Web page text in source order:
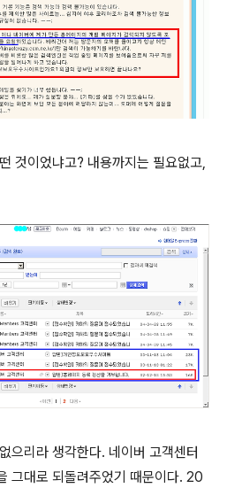
것이었냐고? 내용까지는 필요없고,
으리라 생각한다. 네이버 고객센터
그대로 되돌려주었기 때문이다. 20